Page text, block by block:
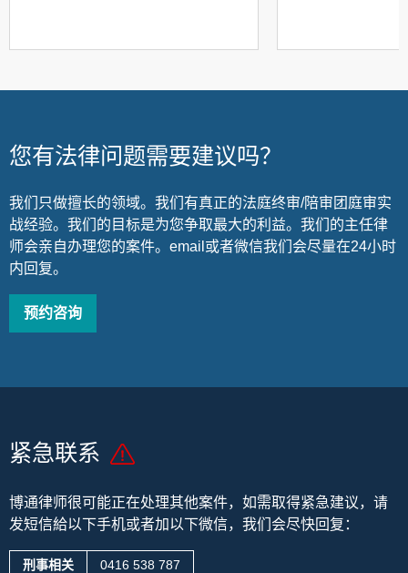
您有法律问题需要建议吗？
我们只做擅长的领域。我们有真正的法庭终审/陪审团庭审实
战经验。我们的目标是为您争取最大的利益。我们的主任律
师会亲自办理您的案件。email或者微信我们会尽量在24小时
内回复。
预约咨询
紧急联系
博通律师很可能正在处理其他案件， 如需取得紧急建议，请
发短信給以下手机或者加以下微信，我们会尽快回复：
刑事相关 0416 538 787